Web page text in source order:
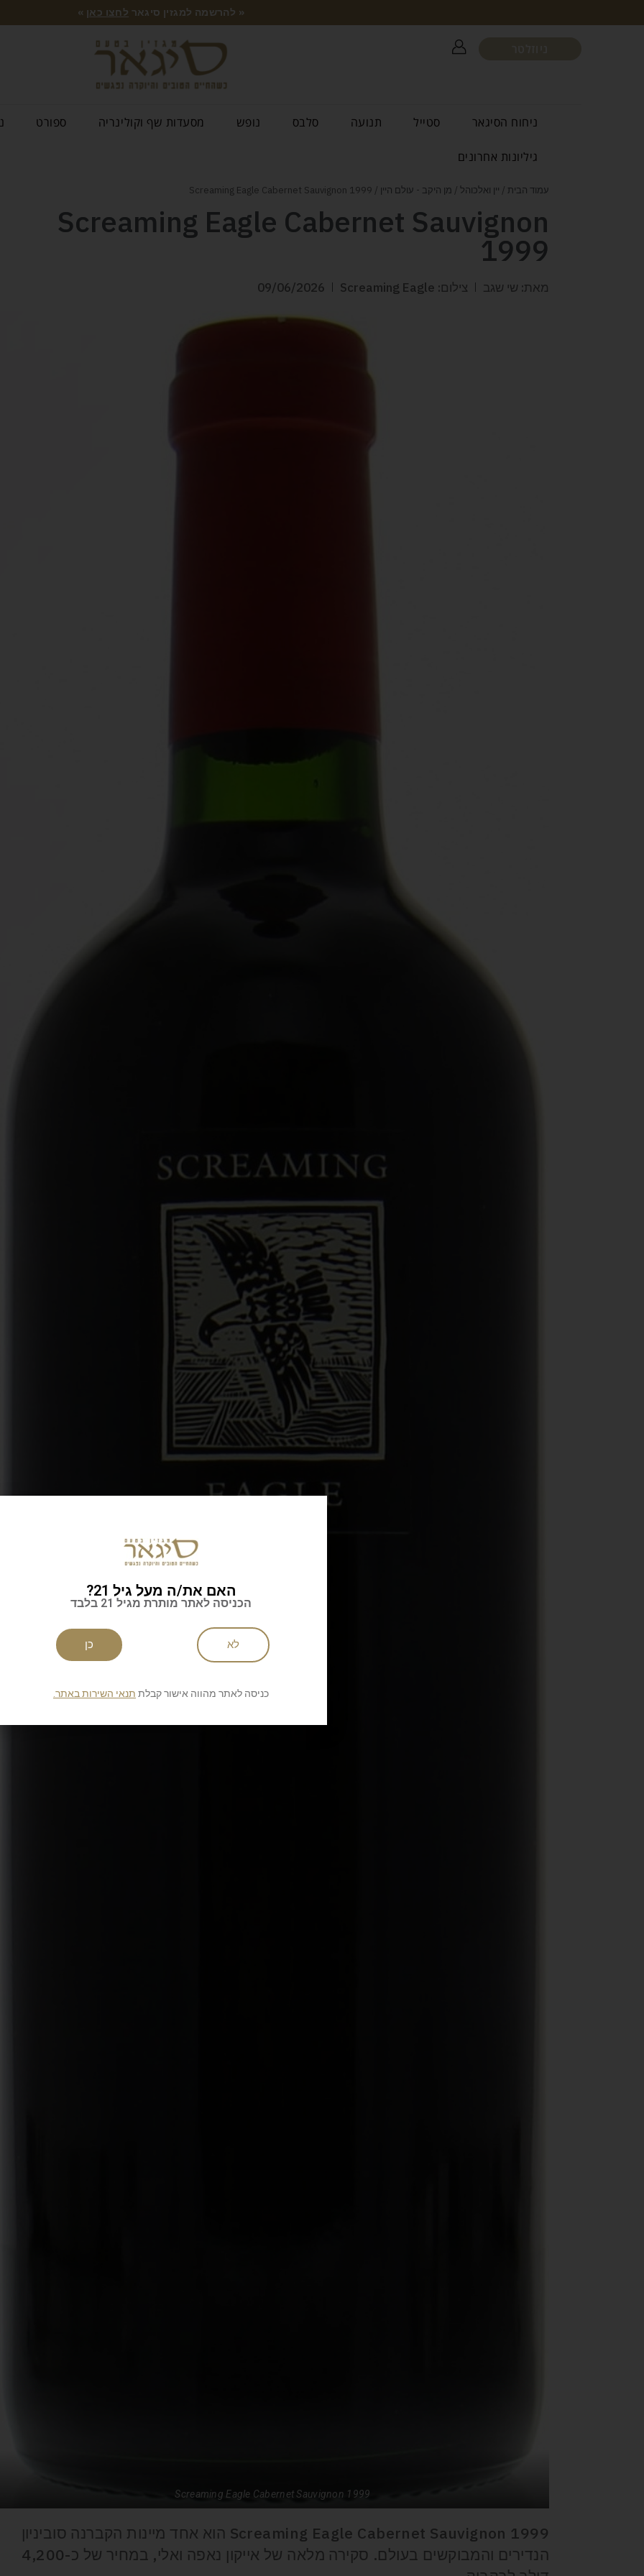
« להרשמה למגזין סיגאר לחצו כאן »
ניחוח הסיגאר סטייל תנועה סלבס נופש מסעדות שף וקולינריה ספורט
גיליונות אחרונים
עמוד הבית / יין ואלכוהל / מן היקב - עולם היין / Screaming Eagle Cabernet Sauvignon 1999
Screaming Eagle Cabernet Sauvignon
1999
מאת: שי שגב צילום: Screaming Eagle 09/06/2026
Screaming Eagle Cabernet Sauvignon 1999
Screaming Eagle Cabernet Sauvignon 1999 הוא אחד מיינות הקברנה סוביניון
הנדירים והמבוקשים בעולם. סקירה מלאה של אייקון נאפה ואלי, במחיר של כ-4,200
האם את/ה מעל גיל 21?
הכניסה לאתר מותרת מגיל 21 בלבד
לא כן
כניסה לאתר מהווה אישור קבלת תנאי השירות באתר.